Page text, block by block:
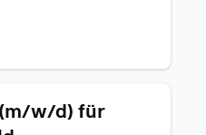
w/d) für